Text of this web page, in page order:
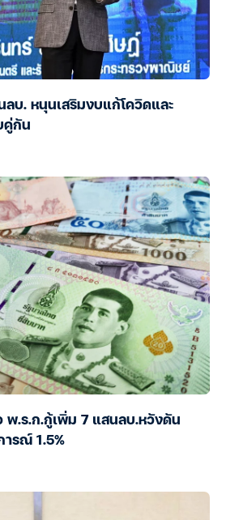
บ. หนุนเสริมงบแก้โควิดและ
คู่กัน
พ.ร.ก.กู้เพิ่ม 7 แสนลบ.หวังดัน
ารณ์ 1.5%